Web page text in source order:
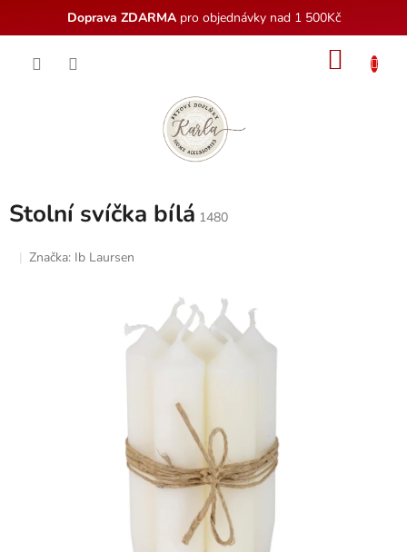
Doprava ZDARMApro objednávky nad 1 500Kč
Stolní svíčka bílá 1480
Značka: Ib Laursen